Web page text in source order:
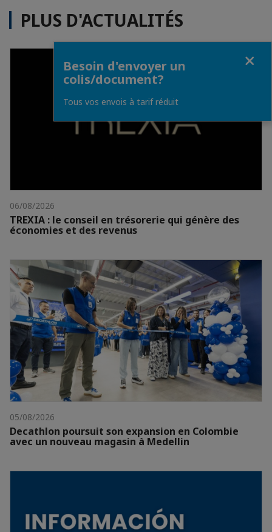
PLUS D'ACTUALITÉS
06/08/2026
TREXIA : le conseil en trésorerie qui génère des
économies et des revenus
05/08/2026
Decathlon poursuit son expansion en Colombie
avec un nouveau magasin à Medellin
Besoin d'envoyer un
colis/document?
Tous vos envois à tarif réduit